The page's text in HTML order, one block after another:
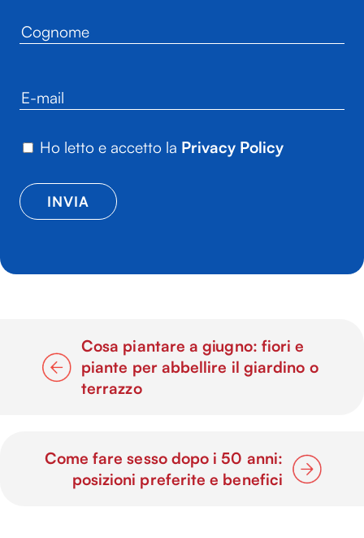
Ho letto e accetto la Privacy Policy
Cosa piantare a giugno: fiori e
piante per abbellire il giardino o
terrazzo
Come fare sesso dopo i 50 anni:
posizioni preferite e benefici